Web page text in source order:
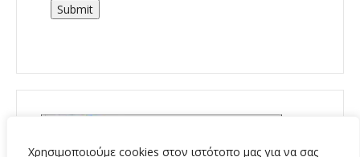
Χρησιμοποιούμε cookies στον ιστότοπο μας για να σας
Submit